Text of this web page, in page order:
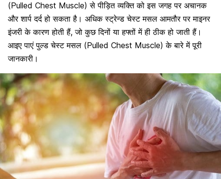
(Pulled Chest Muscle) से पीड़ित व्यक्ति को इस जगह पर अचानक
और शार्प दर्द हो सकता है। अधिक स्ट्रेन्ड चेस्ट मसल आमतौर पर माइनर
इंजरी के कारण होती हैं, जो कुछ दिनों या हफ्तों में ही ठीक हो जाती हैं।
आइए पाएं पुल्ड चेस्ट मसल (Pulled Chest Muscle) के बारे में पूरी
जानकारी।